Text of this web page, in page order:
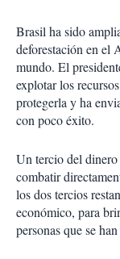
Brasil ha sido
deforestación en el
mundo. El
explotar los
protegerla y ha
con poco éxito.
Un tercio del dinero
combatir
los dos tercios
económico, para
personas que se